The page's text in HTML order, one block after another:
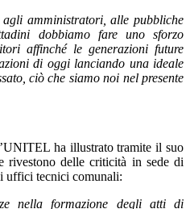
amministratori, alle pubbliche
dobbiamo fare uno sforzo
affinché le generazioni future
di oggi lanciando una ideale
ciò che siamo noi nel presente
ha illustrato tramite il suo
rivestono delle criticità in sede di
uffici tecnici comunali:
nella formazione degli atti di